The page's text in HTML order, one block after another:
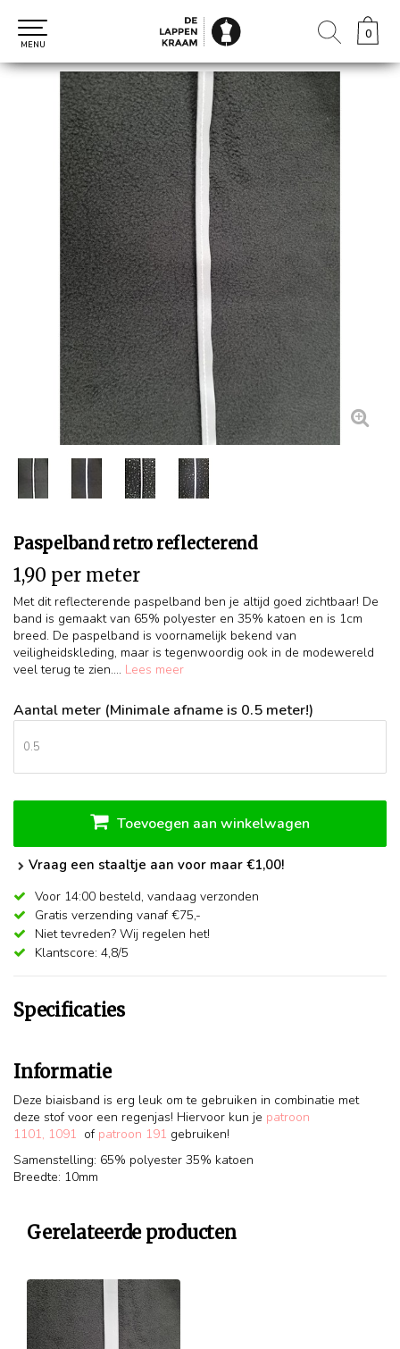
0
0
MENU
Paspelband retro reflecterend
1,90 per meter
Met dit reflecterende paspelband ben je altijd goed zichtbaar! De
band is gemaakt van 65% polyester en 35% katoen en is 1cm
breed. De paspelband is voornamelijk bekend van
veiligheidskleding, maar is tegenwoordig ook in de modewereld
veel terug te zien.... Lees meer
Aantal meter (Minimale afname is 0.5 meter!)
Toevoegen aan winkelwagen
Vraag een staaltje aan voor maar €1,00!
Voor 14:00 besteld, vandaag verzonden
Gratis verzending vanaf €75,-
Niet tevreden? Wij regelen het!
Klantscore: 4,8/5
Specificaties
Informatie
Deze biaisband is erg leuk om te gebruiken in combinatie met
deze stof voor een regenjas! Hiervoor kun je patroon
1101, 1091 of patroon 191 gebruiken!
Samenstelling: 65% polyester 35% katoen
Breedte: 10mm
Gerelateerde producten